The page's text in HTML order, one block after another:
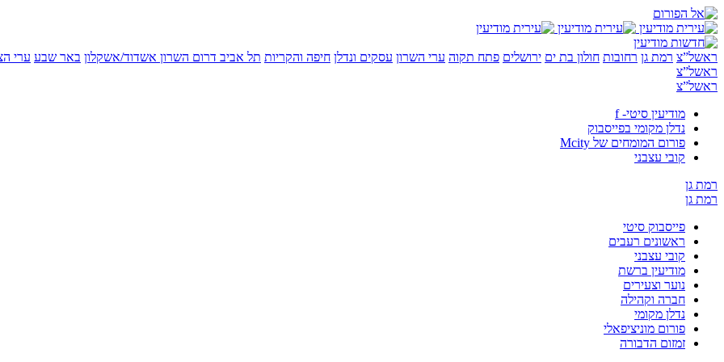
ראשל”צ רמת גן רחובות חולון בת ים ירושלים פתח תקוה ערי השרון עסקים ונדלן חיפה והקריות תל אביב דרום השרון אשדוד/אשקלון באר שבע ערי
ראשל”צ
ראשל”צ
מודיעין סיטי- f
נדלן מקומי בפייסבוק
פורום המומחים של Mcity
קובי עצבני
רמת גן
רמת גן
פייסבוק סיטי
ראשונים רעבים
קובי עצבני
מודיעין ברשת
נוער וצעירים
חברה וקהילה
נדלן מקומי
פורום מוניציפאלי
זמזום הדבורה